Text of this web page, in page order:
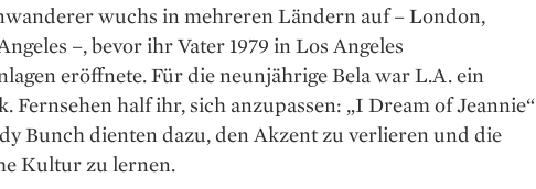
wuchs in mehreren Ländern auf – London,
–, bevor ihr Vater 1979 in Los Angeles
eröffnete. Für die neunjährige Bela war L.A. ein
Fernsehen half ihr, sich anzupassen: „I Dream of Jeannie“
Bunch dienten dazu, den Akzent zu verlieren und die
Kultur zu lernen.